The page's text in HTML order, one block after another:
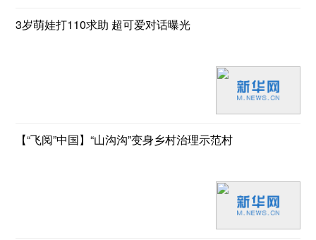
3岁萌娃打110求助 超可爱对话曝光
【“飞阅”中国】“山沟沟”变身乡村治理示范村